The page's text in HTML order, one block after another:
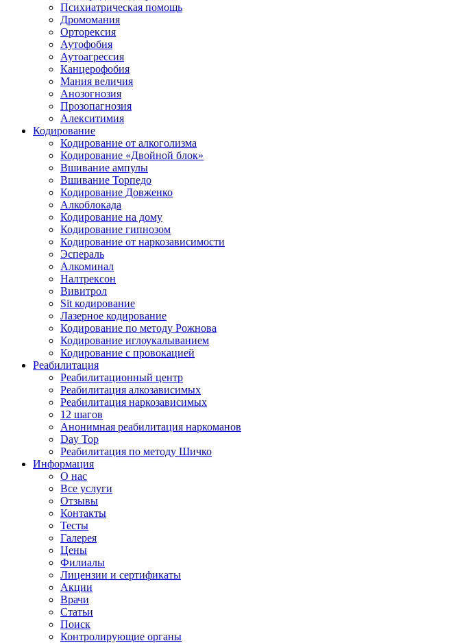
Психиатрическая помощь
Дромомания
Орторексия
Аутофобия
Аутоагрессия
Канцерофобия
Мания величия
Анозогнозия
Прозопагнозия
Алекситимия
Кодирование
Кодирование от алкоголизма
Кодирование «Двойной блок»
Вшивание ампулы
Вшивание Торпедо
Кодирование Довженко
Алкоблокада
Кодирование на дому
Кодирование гипнозом
Кодирование от наркозависимости
Эспераль
Алкоминал
Налтрексон
Вивитрол
Sit кодирование
Лазерное кодирование
Кодирование по методу Рожнова
Кодирование иглоукалыванием
Кодирование с провокацией
Реабилитация
Реабилитационный центр
Реабилитация алкозависимых
Реабилитация наркозависимых
12 шагов
Анонимная реабилитация наркоманов
Day Top
Реабилитация по методу Шичко
Информация
О нас
Все услуги
Отзывы
Контакты
Тесты
Галерея
Цены
Филиалы
Лицензии и сертификаты
Акции
Врачи
Статьи
Поиск
Контролирующие органы